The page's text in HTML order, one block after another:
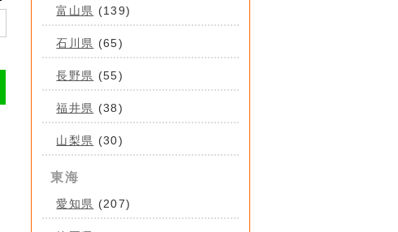
富山県 (139)
石川県 (65)
長野県 (55)
福井県 (38)
山梨県 (30)
東海
愛知県 (207)